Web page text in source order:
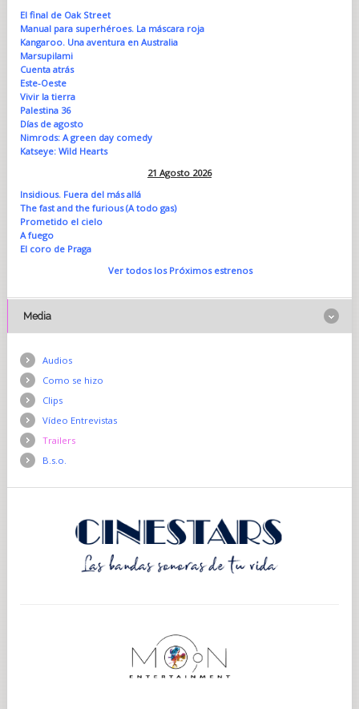
El final de Oak Street
Manual para superhéroes. La máscara roja
Kangaroo. Una aventura en Australia
Marsupilami
Cuenta atrás
Este-Oeste
Vivir la tierra
Palestina 36
Días de agosto
Nimrods: A green day comedy
Katseye: Wild Hearts
21 Agosto 2026
Insidious. Fuera del más allá
The fast and the furious (A todo gas)
Prometido el cielo
A fuego
El coro de Praga
Ver todos los Próximos estrenos
Media
Audios
Como se hizo
Clips
Vídeo Entrevistas
Trailers
B.s.o.